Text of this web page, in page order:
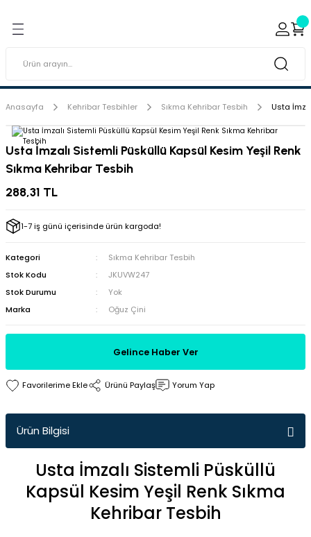
Porselen Boyaları (Toz
Boyaları
Kabartma Boyaları
Tabaklar
Anasayfa Kehribar Tesbihler Sıkma Kehribar Tesbih Usta
Usta İmzalı Sistemli Püsküllü Kapsül Kesim Yeşil Renk
Sıkma Kehribar Tesbih
288,31 TL
1-7 iş günü içerisinde ürün kargoda!
Kategori
Sıkma Kehribar Tesbih
Stok Kodu
JKUVW247
Stok Durumu
Yok
Marka
Oğuz Çini
Gelince Haber Ver
Ürünü Paylaş Yorum Yap
Ürün Bilgisi
Usta İmzalı Sistemli Püsküllü
Kapsül Kesim Yeşil Renk Sıkma
Kehribar Tesbih